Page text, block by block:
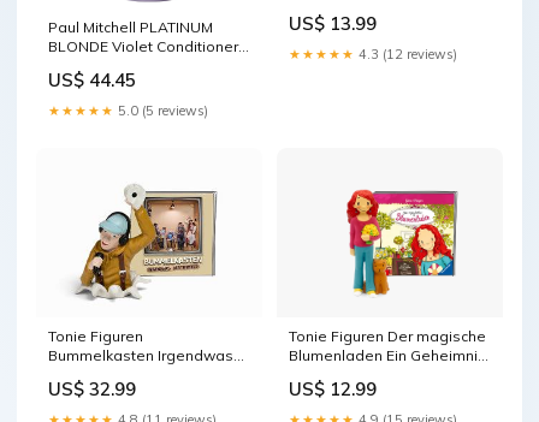
Paul Mitchell PLATINUM
BLONDE Violet Conditioner
US$ 44.45
★★★★★ 5.0 (5 reviews)
wollte Hörfigur für Toniebox
Sammel-Klassiker
US$ 13.99
★★★★★ 4.3 (12 reviews)
Tonie Figuren
Bummelkasten Irgendwas
Toniebox Fundstück
US$ 32.99
Tonie Figuren Der magische
Blumenladen Ein Geheimnis
für Toniebox Pokémon
US$ 12.99